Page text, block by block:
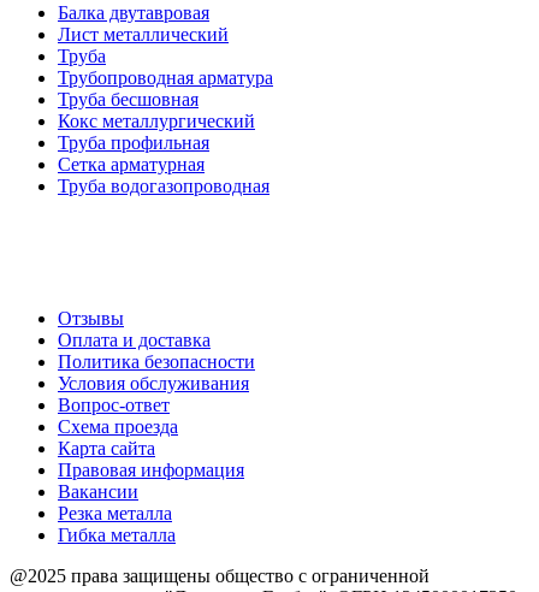
Балка двутавровая
Лист металлический
Труба
Трубопроводная арматура
Труба бесшовная
Кокс металлургический
Труба профильная
Cетка арматурная
Труба водогазопроводная
Отзывы
Оплата и доставка
Политика безопасности
Условия обслуживания
Вопрос-ответ
Схема проезда
Карта сайта
Правовая информация
Вакансии
Резка металла
Гибка металла
@2025 права защищены общество с ограниченной